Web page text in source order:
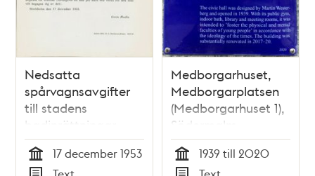
Nedsatta
spårvagnsavgifter
till stadens
badinrättningar
Tid
17 december 1953
Medborgarhuset,
Medborgarplatsen
(Medborgarhuset 1),
Södermalm
Tid
1939 till 2020